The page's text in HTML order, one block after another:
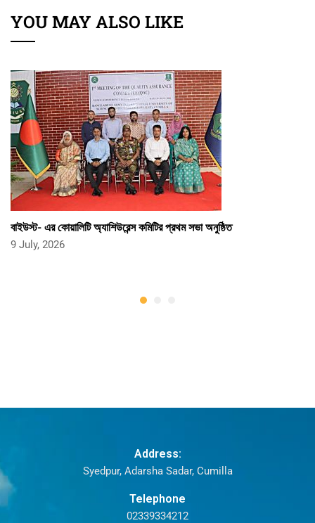
YOU MAY ALSO LIKE
বাইউস্ট- এর কোয়ালিটি অ্যাশিউরেন্স কমিটির প্রথম সভা অনুষ্ঠিত
9 July, 2026
Address:
Syedpur, Adarsha Sadar, Cumilla
Telephone
02339334212